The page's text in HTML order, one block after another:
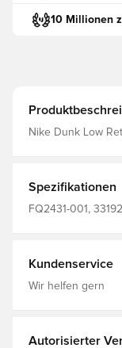
10 Millionen
Nike Dunk Low
Spezifikationen
FQ2431-001,
Kundenservice
Wir helfen gern
Autorisierter